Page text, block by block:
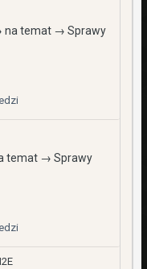
temat → Sprawy
temat → Sprawy